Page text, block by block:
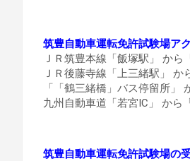
筑豊自動車運転免許試験場ア
ＪＲ筑豊本線「飯塚駅」 か
ＪＲ後藤寺線「上三緒駅」
「「鶴三緒橋」バス停留所」
九州自動車道「若宮IC」 から
筑豊自動車運転免許試験場の